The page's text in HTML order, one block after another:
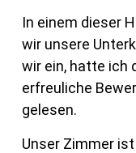
In einem dieser
wir unsere
wir ein, hatte ich
erfreuliche
gelesen.
Unser Zimmer